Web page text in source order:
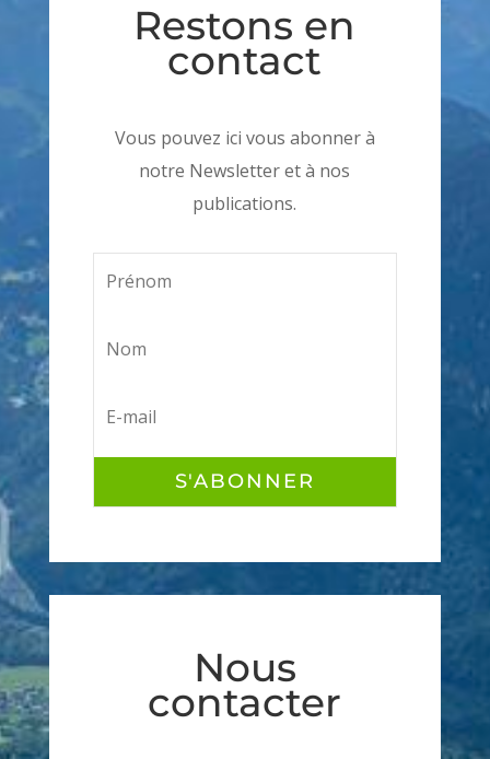
Restons en
contact
Vous pouvez ici vous abonner à
notre Newsletter et à nos
publications.
S'ABONNER
Nous
contacter